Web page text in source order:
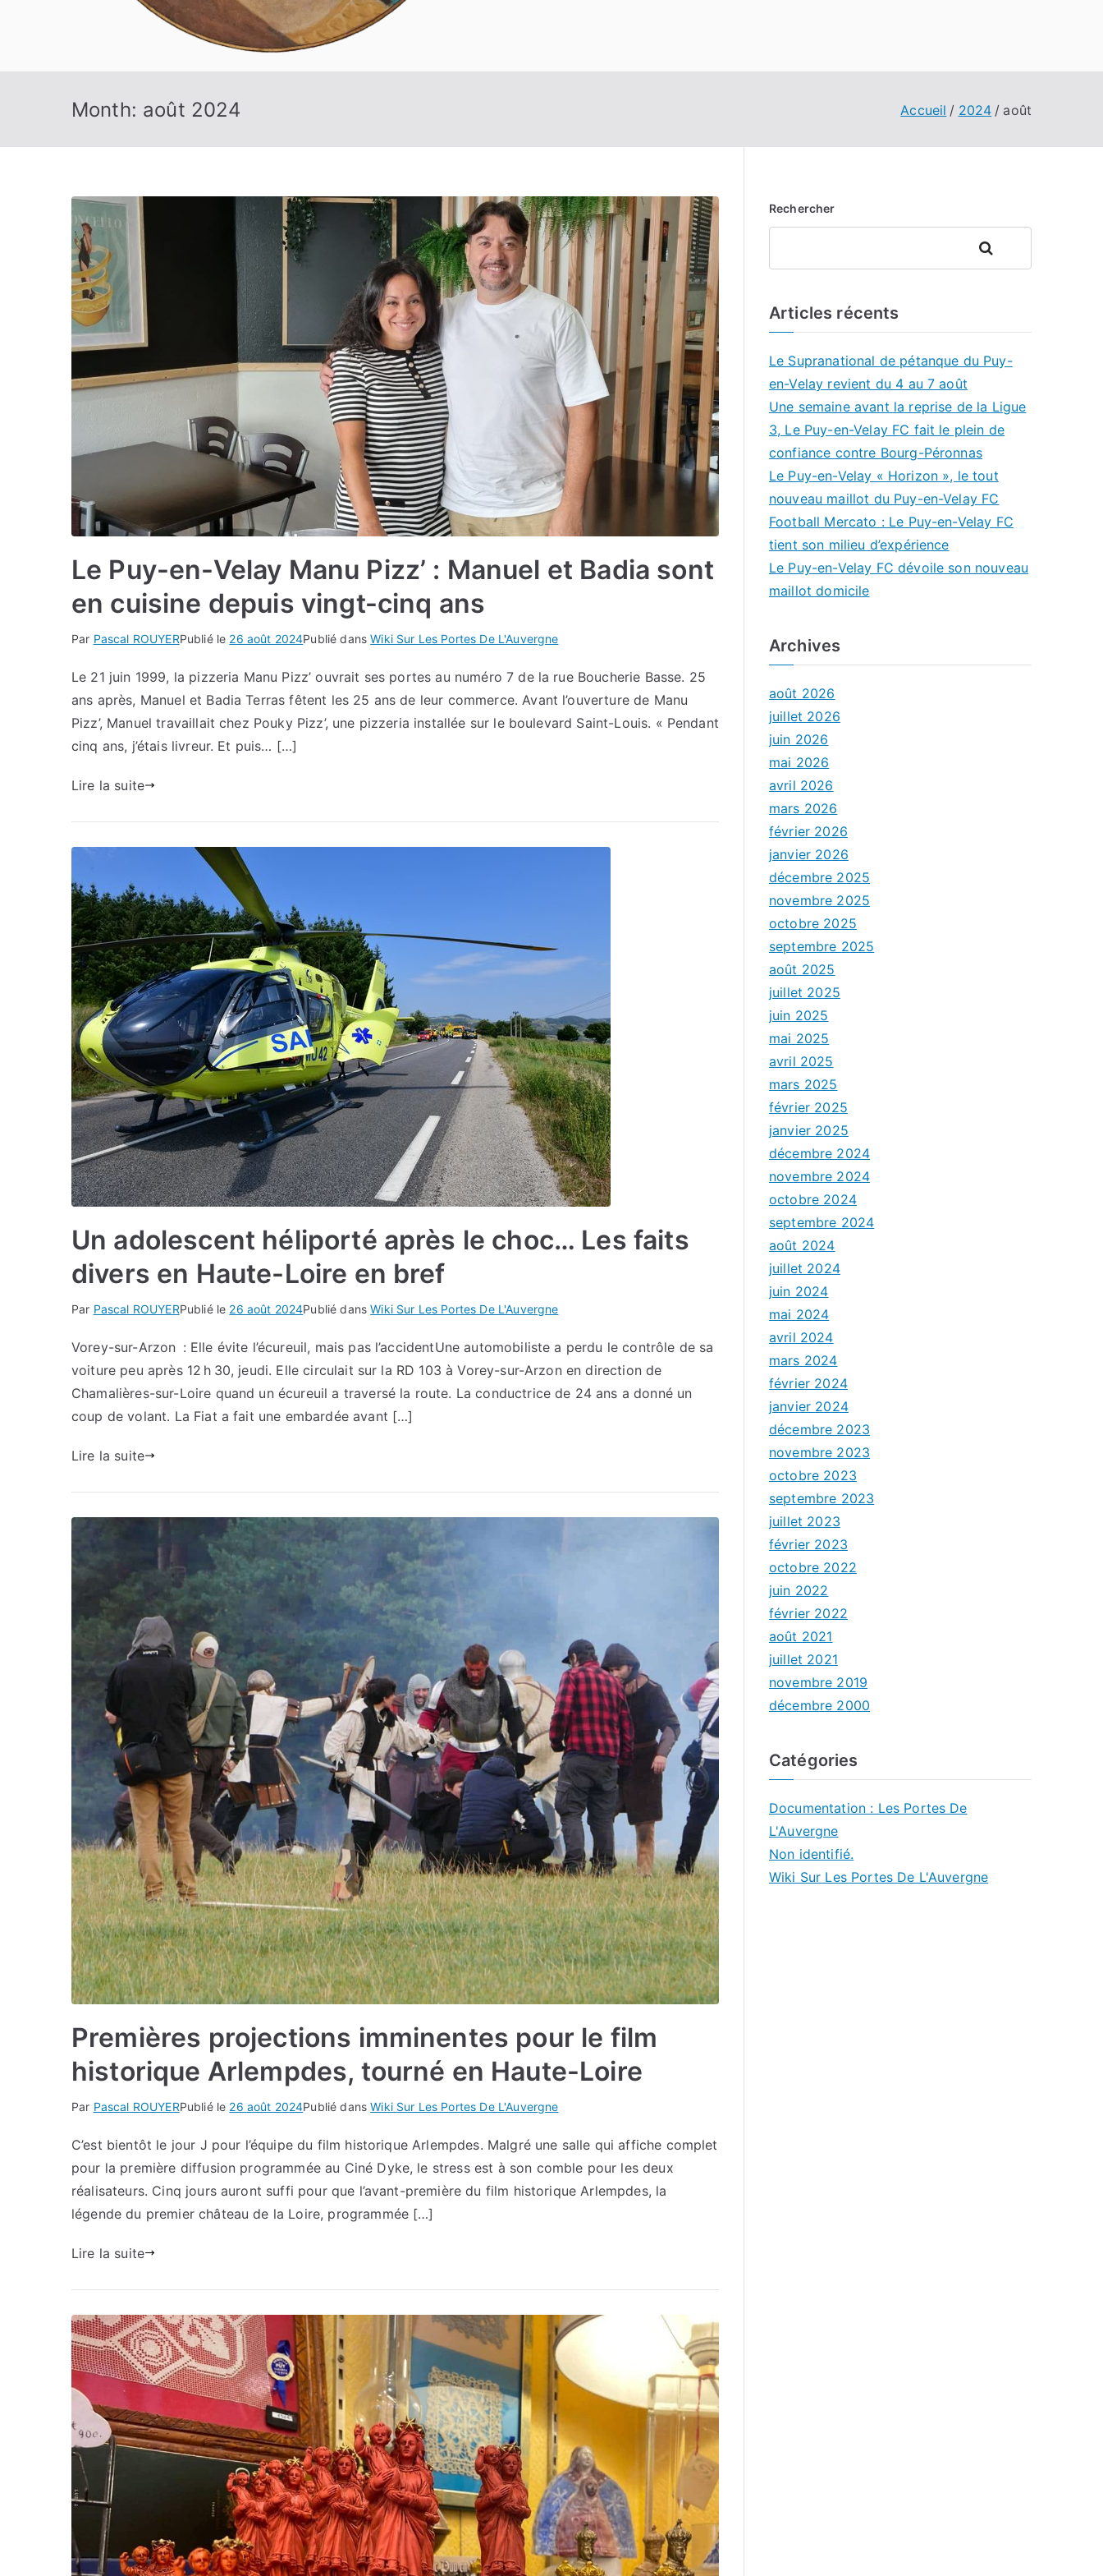
Month: août 2024 Accueil 2024 août
Le Puy-en-Velay Manu Pizz’ : Manuel et Badia sont
en cuisine depuis vingt-cinq ans
Par Pascal ROUYERPublié le 26 août 2024Publié dansWiki Sur Les Portes De L'Auvergne
Le 21 juin 1999, la pizzeria Manu Pizz’ ouvrait ses portes au numéro 7 de la rue Boucherie Basse. 25
ans après, Manuel et Badia Terras fêtent les 25 ans de leur commerce. Avant l’ouverture de Manu
Pizz’, Manuel travaillait chez Pouky Pizz’, une pizzeria installée sur le boulevard Saint-Louis. « Pendant
cinq ans, j’étais livreur. Et puis… […]
Lire la suite
Un adolescent héliporté après le choc… Les faits
divers en Haute-Loire en bref
Par Pascal ROUYERPublié le 26 août 2024Publié dansWiki Sur Les Portes De L'Auvergne
Vorey-sur-Arzon : Elle évite l’écureuil, mais pas l’accidentUne automobiliste a perdu le contrôle de sa
voiture peu après 12 h 30, jeudi. Elle circulait sur la RD 103 à Vorey-sur-Arzon en direction de
Chamalières-sur-Loire quand un écureuil a traversé la route. La conductrice de 24 ans a donné un
coup de volant. La Fiat a fait une embardée avant […]
Lire la suite
Premières projections imminentes pour le film
historique Arlempdes, tourné en Haute-Loire
Par Pascal ROUYERPublié le 26 août 2024Publié dansWiki Sur Les Portes De L'Auvergne
C’est bientôt le jour J pour l’équipe du film historique Arlempdes. Malgré une salle qui affiche complet
pour la première diffusion programmée au Ciné Dyke, le stress est à son comble pour les deux
réalisateurs. Cinq jours auront suffi pour que l’avant-première du film historique Arlempdes, la
légende du premier château de la Loire, programmée […]
Lire la suite
Rechercher
Rechercher
Articles récents
Le Supranational de pétanque du Puy-
en-Velay revient du 4 au 7 août
Une semaine avant la reprise de la Ligue
3, Le Puy-en-Velay FC fait le plein de
confiance contre Bourg-Péronnas
Le Puy-en-Velay « Horizon », le tout
nouveau maillot du Puy-en-Velay FC
Football Mercato : Le Puy-en-Velay FC
tient son milieu d’expérience
Le Puy-en-Velay FC dévoile son nouveau
maillot domicile
Archives
août 2026
juillet 2026
juin 2026
mai 2026
avril 2026
mars 2026
février 2026
janvier 2026
décembre 2025
novembre 2025
octobre 2025
septembre 2025
août 2025
juillet 2025
juin 2025
mai 2025
avril 2025
mars 2025
février 2025
janvier 2025
décembre 2024
novembre 2024
octobre 2024
septembre 2024
août 2024
juillet 2024
juin 2024
mai 2024
avril 2024
mars 2024
février 2024
janvier 2024
décembre 2023
novembre 2023
octobre 2023
septembre 2023
juillet 2023
février 2023
octobre 2022
juin 2022
février 2022
août 2021
juillet 2021
novembre 2019
décembre 2000
Catégories
Documentation : Les Portes De
L'Auvergne
Non identifié.
Wiki Sur Les Portes De L'Auvergne